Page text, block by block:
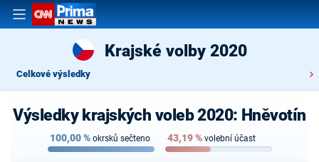
Krajské volby 2020
Celkové výsledky
Výsledky krajských voleb 2020: Hněvotín
100,00% okrsků sečteno 43,19% volební účast